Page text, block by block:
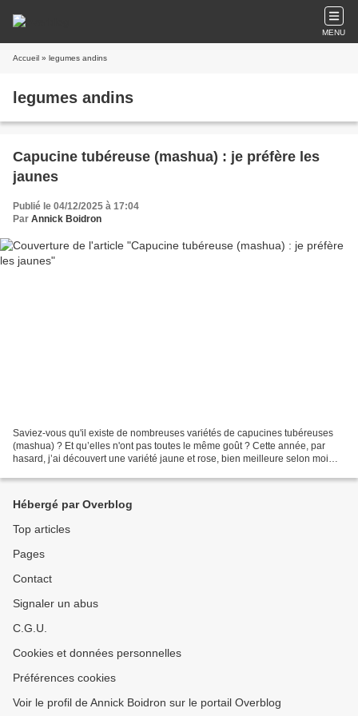
MENU
Accueil » legumes andins
legumes andins
Capucine tubéreuse (mashua) : je préfère les
jaunes
Publié le 04/12/2025 à 17:04
Par Annick Boidron
Saviez-vous qu'il existe de nombreuses variétés de capucines tubéreuses
(mashua) ? Et qu’elles n'ont pas toutes le même goût ? Cette année, par
hasard, j’ai découvert une variété jaune et rose, bien meilleure selon moi
Hébergé par Overblog
Top articles
Pages
Contact
Signaler un abus
C.G.U.
Cookies et données personnelles
Préférences cookies
Voir le profil de Annick Boidron sur le portail Overblog